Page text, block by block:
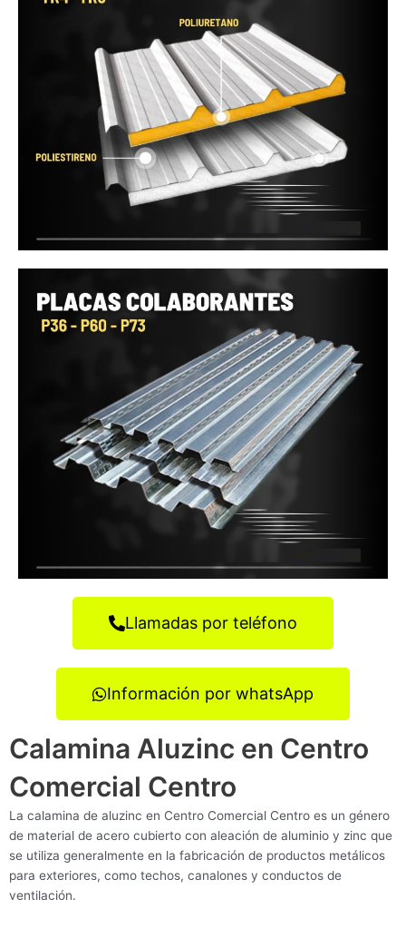
Llamadas por teléfono
Información por whatsApp
Calamina Aluzinc en Centro
Comercial Centro
La calamina de aluzinc en Centro Comercial Centro es un género
de material de acero cubierto con aleación de aluminio y zinc que
se utiliza generalmente en la fabricación de productos metálicos
para exteriores, como techos, canalones y conductos de
ventilación.